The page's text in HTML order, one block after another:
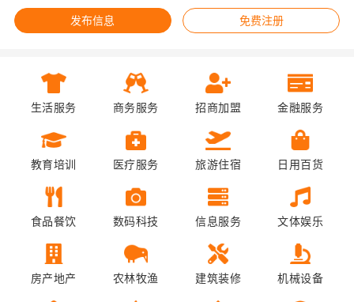
发布信息 免费注册
生活服务 商务服务 招商加盟 金融服务
教育培训 医疗服务 旅游住宿 日用百货
食品餐饮 数码科技 信息服务 文体娱乐
房产地产 农林牧渔 建筑装修 机械设备